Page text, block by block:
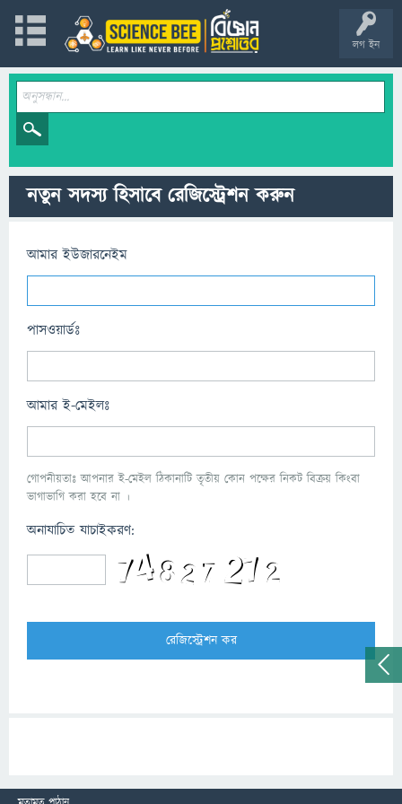
লগ ইন
নতুন সদস্য হিসাবে রেজিস্ট্রেশন করুন
আমার ইউজারনেইম
পাসওয়ার্ডঃ
আমার ই-মেইলঃ
গোপনীয়তাঃ আপনার ই-মেইল ঠিকানাটি তৃতীয় কোন পক্ষের নিকট বিক্রয় কিংবা
ভাগাভাগি করা হবে না ।
অনাযাচিত যাচাইকরণ: